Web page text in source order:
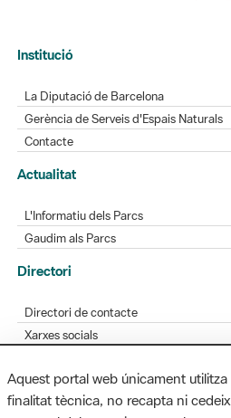
Institució
La Diputació de Barcelona
Gerència de Serveis d'Espais Naturals
Contacte
Actualitat
L'Informatiu dels Parcs
Gaudim als Parcs
Directori
Directori de contacte
Xarxes socials
Bústia de suggeriments
Opineu sobre els parcs
Aquest portal web únicament
finalitat tècnica, no recapta ni